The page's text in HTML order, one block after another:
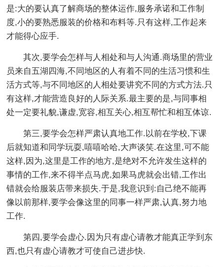
是:大的要认真了解商场的整体运作,服务承诺和工作制
度,小的要熟悉服装的价格和布料等.只有这样,工作起来
才能得心应手.
其次,要学会怎样与人相处和与人沟通.商场里的营业
员来自五湖四海,不同地区的人有着不同的生活习惯和生
活方式等,与不同地区的人相处要讲究不同的方式方法.只
有这样,才能营造良好的人际关系.最主要的是,与同事相
处一定要礼貌,谦虚,宽容,相互关心,相互帮忙和相互体谅.
第三,要学会怎样严肃认真地工作.以前在学校,下课
后就知道和同学玩耍,嘻嘻哈哈,大声谈笑.在这里,可不能
这样,因为,这里是工作的地方,是绝对不允许发生这样的
事情的工作,来不得半点马虎,如果马虎就会出错,工作出
错就会给服装店带来损失.于是,我意识到:自己绝不能再
像以前那样,要学会像这里的同事一样严肃,认真,努力地
工作.
第四,要学会虚心.因为只有虚心请教才能真正学到东
西,也只有虚心请教才可使自己进步快.